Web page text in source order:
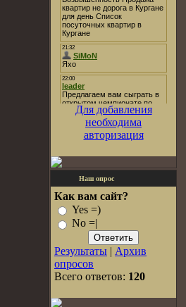
Для добавления
необходима
авторизация
Наш опрос
Как вам сайт?
Yes =)
No =|
Результаты | Архив
опросов
Всего ответов: 120